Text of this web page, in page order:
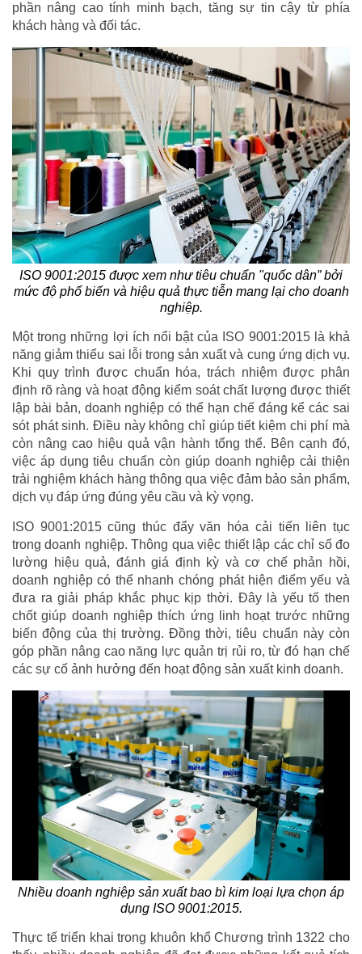
phần nâng cao tính minh bạch, tăng sự tin cậy từ phía
khách hàng và đối tác.
ISO 9001:2015 được xem như tiêu chuẩn "quốc dân” bởi
mức độ phổ biến và hiệu quả thực tiễn mang lại cho doanh
nghiệp.
Một trong những lợi ích nổi bật của ISO 9001:2015 là khả
năng giảm thiểu sai lỗi trong sản xuất và cung ứng dịch vụ.
Khi quy trình được chuẩn hóa, trách nhiệm được phân
định rõ ràng và hoạt động kiểm soát chất lượng được thiết
lập bài bản, doanh nghiệp có thể hạn chế đáng kể các sai
sót phát sinh. Điều này không chỉ giúp tiết kiệm chi phí mà
còn nâng cao hiệu quả vận hành tổng thể. Bên cạnh đó,
việc áp dụng tiêu chuẩn còn giúp doanh nghiệp cải thiện
trải nghiệm khách hàng thông qua việc đảm bảo sản phẩm,
dịch vụ đáp ứng đúng yêu cầu và kỳ vọng.
ISO 9001:2015 cũng thúc đẩy văn hóa cải tiến liên tục
trong doanh nghiệp. Thông qua việc thiết lập các chỉ số đo
lường hiệu quả, đánh giá định kỳ và cơ chế phản hồi,
doanh nghiệp có thể nhanh chóng phát hiện điểm yếu và
đưa ra giải pháp khắc phục kịp thời. Đây là yếu tố then
chốt giúp doanh nghiệp thích ứng linh hoạt trước những
biến động của thị trường. Đồng thời, tiêu chuẩn này còn
góp phần nâng cao năng lực quản trị rủi ro, từ đó hạn chế
các sự cố ảnh hưởng đến hoạt động sản xuất kinh doanh.
Nhiều doanh nghiệp sản xuất bao bì kim loại lựa chọn áp
dụng ISO 9001:2015.
Thực tế triển khai trong khuôn khổ Chương trình 1322 cho